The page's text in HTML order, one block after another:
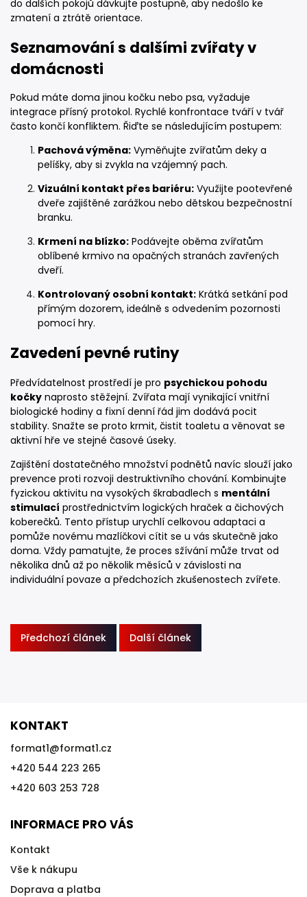
do dalších pokojů dávkujte postupně, aby nedošlo ke
zmatení a ztrátě orientace.
Seznamování s dalšími zvířaty v
domácnosti
Pokud máte doma jinou kočku nebo psa, vyžaduje
integrace přísný protokol. Rychlé konfrontace tváří v tvář
často končí konfliktem. Řiďte se následujícím postupem:
Pachová výměna: Vyměňujte zvířatům deky a
pelíšky, aby si zvykla na vzájemný pach.
Vizuální kontakt přes bariéru: Využijte pootevřené
dveře zajištěné zarážkou nebo dětskou bezpečnostní
branku.
Krmení na blízko: Podávejte oběma zvířatům
oblíbené krmivo na opačných stranách zavřených
dveří.
Kontrolovaný osobní kontakt: Krátká setkání pod
přímým dozorem, ideálně s odvedením pozornosti
pomocí hry.
Zavedení pevné rutiny
Předvídatelnost prostředí je pro psychickou pohodu
kočky naprosto stěžejní. Zvířata mají vynikající vnitřní
biologické hodiny a fixní denní řád jim dodává pocit
stability. Snažte se proto krmit, čistit toaletu a věnovat se
aktivní hře ve stejné časové úseky.
Zajištění dostatečného množství podnětů navíc slouží jako
prevence proti rozvoji destruktivního chování. Kombinujte
fyzickou aktivitu na vysokých škrabadlech s mentální
stimulací prostřednictvím logických hraček a čichových
koberečků. Tento přístup urychlí celkovou adaptaci a
pomůže novému mazlíčkovi cítit se u vás skutečně jako
doma. Vždy pamatujte, že proces sžívání může trvat od
několika dnů až po několik měsíců v závislosti na
individuální povaze a předchozích zkušenostech zvířete.
Předchozí článek Další článek
KONTAKT
format1@format1.cz
+420 544 223 265
+420 603 253 728
INFORMACE PRO VÁS
Kontakt
Vše k nákupu
Doprava a platba